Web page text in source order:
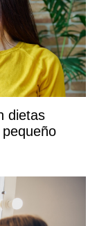
dietas